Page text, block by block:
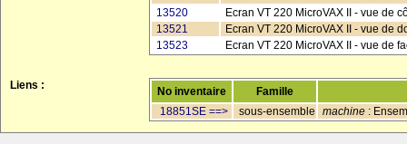
13520
Ecran VT 220 MicroVAX II - vue de
13521
Ecran VT 220 MicroVAX II - vue de
13523
Ecran VT 220 MicroVAX II - vue de
Liens : No inventaire
Famille
18851SE ==>
sous-ensemble machine :